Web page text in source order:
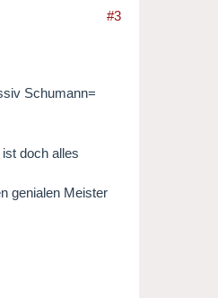
#3
Schumann=
doch alles
genialen Meister